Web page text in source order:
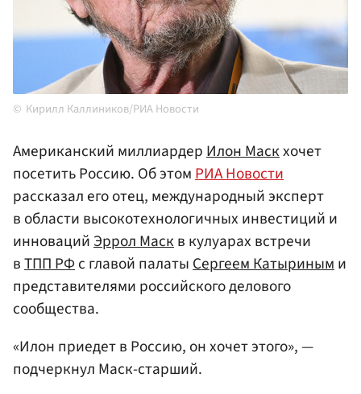
Кирилл Каллиников/РИА Новости
Американский миллиардерИлон Маскхочет
посетить Россию. Об этомРИА Новости
рассказал его отец, международный эксперт
в области высокотехнологичных инвестиций и
инновацийЭррол Маскв кулуарах встречи
вТППРФс главой палатыСергеем Катыриными
представителями российского делового
сообщества.
«Илон приедет в Россию, он хочет этого», —
подчеркнул Маск-старший.